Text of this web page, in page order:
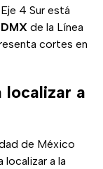
4 Sur está
de la Línea
cortes en
localizar a
de México
a la